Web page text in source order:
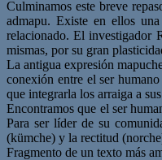
Culminamos este breve
admapu. Existe en ellos
relacionado. El investigador
mismas, por su gran
La antigua expresión
conexión entre el ser
que integrarla los arraiga a
Encontramos que el ser
Para ser líder de su
(kümche) y la rectitud
Fragmento de un texto más